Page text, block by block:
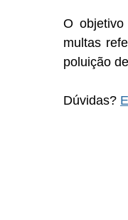
O
multas
poluição
Dúvidas?